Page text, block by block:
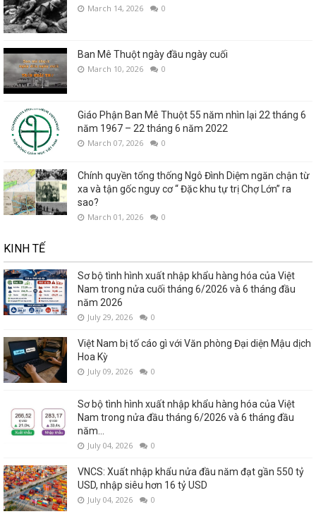
March 14, 2026 0
Ban Mê Thuột ngày đầu ngày cuối
March 10, 2026 0
Giáo Phận Ban Mê Thuột 55 năm nhìn lại 22 tháng 6
năm 1967 – 22 tháng 6 năm 2022
March 07, 2026 0
Chính quyền tổng thống Ngô Đình Diệm ngăn chận từ
xa và tận gốc nguy cơ “ Đặc khu tự trị Chợ Lớn” ra
sao?
March 01, 2026 0
KINH TẾ
Sơ bộ tình hình xuất nhập khẩu hàng hóa của Việt
Nam trong nửa cuối tháng 6/2026 và 6 tháng đầu
năm 2026
July 29, 2026 0
Việt Nam bị tố cáo gì với Văn phòng Đại diện Mậu dịch
Hoa Kỳ
July 09, 2026 0
Sơ bộ tình hình xuất nhập khẩu hàng hóa của Việt
Nam trong nửa đầu tháng 6/2026 và 6 tháng đầu
năm...
July 04, 2026 0
VNCS: Xuất nhập khẩu nửa đầu năm đạt gần 550 tỷ
USD, nhập siêu hơn 16 tỷ USD
July 04, 2026 0